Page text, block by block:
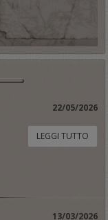
22/05/2026
LEGGI TUTTO
13/03/2026